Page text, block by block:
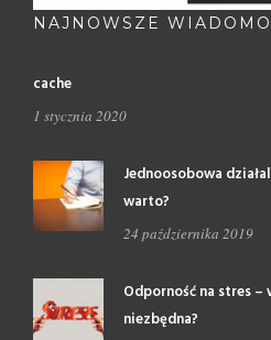
NAJNOWSZE
cache
1 stycznia 2020
Jednoosobowa
warto?
24 października 2019
Odporność na stres –
niezbędna?